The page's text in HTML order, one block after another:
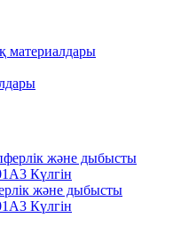
материалдары
және дыбысты
Күлгін